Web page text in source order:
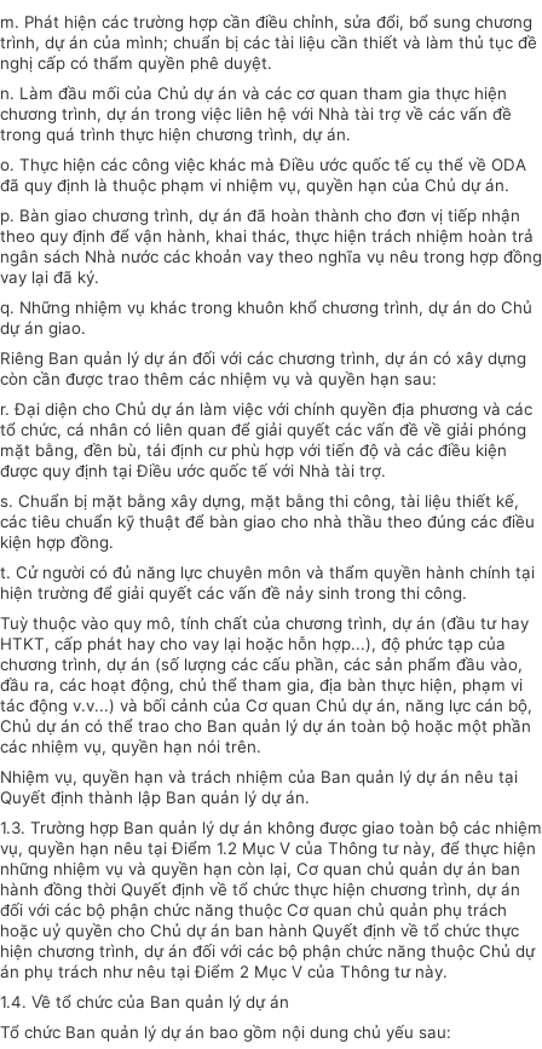
m. Phát hiện các trường hợp cần điều chỉnh, sửa đổi, bổ sung chương
trình, dự án của mình; chuẩn bị các tài liệu cần thiết và làm thủ tục đề
nghị cấp có thẩm quyền phê duyệt.
n. Làm đầu mối của Chủ dự án và các cơ quan tham gia thực hiện
chương trình, dự án trong việc liên hệ với Nhà tài trợ về các vấn đề
trong quá trình thực hiện chương trình, dự án.
o. Thực hiện các công việc khác mà Điều ước quốc tế cụ thể về ODA
đã quy định là thuộc phạm vi nhiệm vụ, quyền hạn của Chủ dự án.
p. Bàn giao chương trình, dự án đã hoàn thành cho đơn vị tiếp nhận
theo quy định để vận hành, khai thác, thực hiện trách nhiệm hoàn trả
ngân sách Nhà nước các khoản vay theo nghĩa vụ nêu trong hợp đồng
vay lại đã ký.
q. Những nhiệm vụ khác trong khuôn khổ chương trình, dự án do Chủ
dự án giao.
Riêng Ban quản lý dự án đối với các chương trình, dự án có xây dựng
còn cần được trao thêm các nhiệm vụ và quyền hạn sau:
r. Đại diện cho Chủ dự án làm việc với chính quyền địa phương và các
tổ chức, cá nhân có liên quan để giải quyết các vấn đề về giải phóng
mặt bằng, đền bù, tái định cư phù hợp với tiến độ và các điều kiện
được quy định tại Điều ước quốc tế với Nhà tài trợ.
s. Chuẩn bị mặt bằng xây dựng, mặt bằng thi công, tài liệu thiết kế,
các tiêu chuẩn kỹ thuật để bàn giao cho nhà thầu theo đúng các điều
kiện hợp đồng.
t. Cử người có đủ năng lực chuyên môn và thẩm quyền hành chính tại
hiện trường để giải quyết các vấn đề nảy sinh trong thi công.
Tuỳ thuộc vào quy mô, tính chất của chương trình, dự án (đầu tư hay
HTKT, cấp phát hay cho vay lại hoặc hỗn hợp...), độ phức tạp của
chương trình, dự án (số lượng các cấu phần, các sản phẩm đầu vào,
đầu ra, các hoạt động, chủ thể tham gia, địa bàn thực hiện, phạm vi
tác động v.v...) và bối cảnh của Cơ quan Chủ dự án, năng lực cán bộ,
Chủ dự án có thể trao cho Ban quản lý dự án toàn bộ hoặc một phần
các nhiệm vụ, quyền hạn nói trên.
Nhiệm vụ, quyền hạn và trách nhiệm của Ban quản lý dự án nêu tại
Quyết định thành lập Ban quản lý dự án.
1.3. Trường hợp Ban quản lý dự án không được giao toàn bộ các nhiệm
vụ, quyền hạn nêu tại Điểm 1.2 Mục V của Thông tư này, để thực hiện
những nhiệm vụ và quyền hạn còn lại, Cơ quan chủ quản dự án ban
hành đồng thời Quyết định về tổ chức thực hiện chương trình, dự án
đối với các bộ phận chức năng thuộc Cơ quan chủ quản phụ trách
hoặc uỷ quyền cho Chủ dự án ban hành Quyết định về tổ chức thực
hiện chương trình, dự án đối với các bộ phận chức năng thuộc Chủ dự
án phụ trách như nêu tại Điểm 2 Mục V của Thông tư này.
1.4. Về tổ chức của Ban quản lý dự án
Tổ chức Ban quản lý dự án bao gồm nội dung chủ yếu sau: